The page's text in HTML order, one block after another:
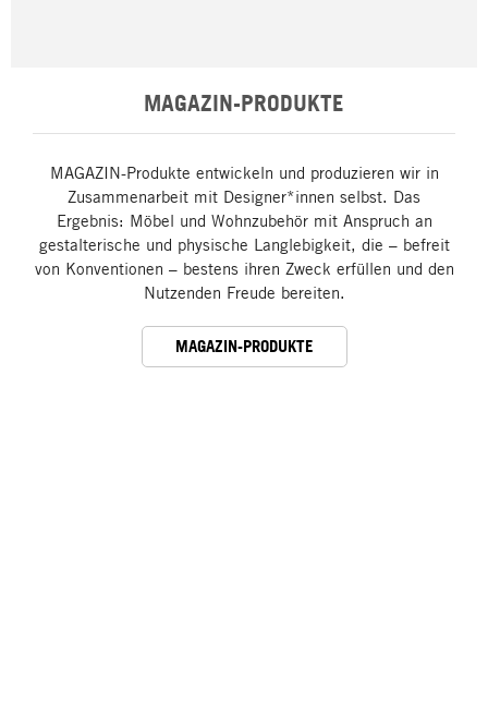
MAGAZIN-PRODUKTE
MAGAZIN-Produkte entwickeln und produzieren wir in
Zusammenarbeit mit Designer*innen selbst. Das
Ergebnis: Möbel und Wohnzubehör mit Anspruch an
gestalterische und physische Langlebigkeit, die – befreit
von Konventionen – bestens ihren Zweck erfüllen und den
Nutzenden Freude bereiten.
MAGAZIN-PRODUKTE